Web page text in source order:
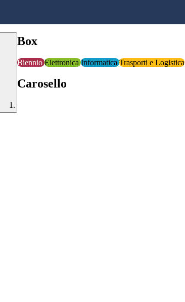
Box
BiennioElettronicaInformaticaTrasporti e Logistica
Carosello